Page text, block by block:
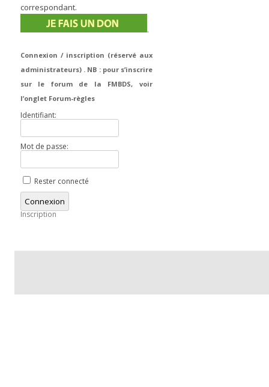
correspondant.
.
Connexion / inscription (réservé aux
administrateurs) . NB : pour s’inscrire
sur le forum de la FMBDS, voir
l’onglet Forum-règles
Identifiant:
Mot de passe:
Rester connecté
Connexion
Inscription